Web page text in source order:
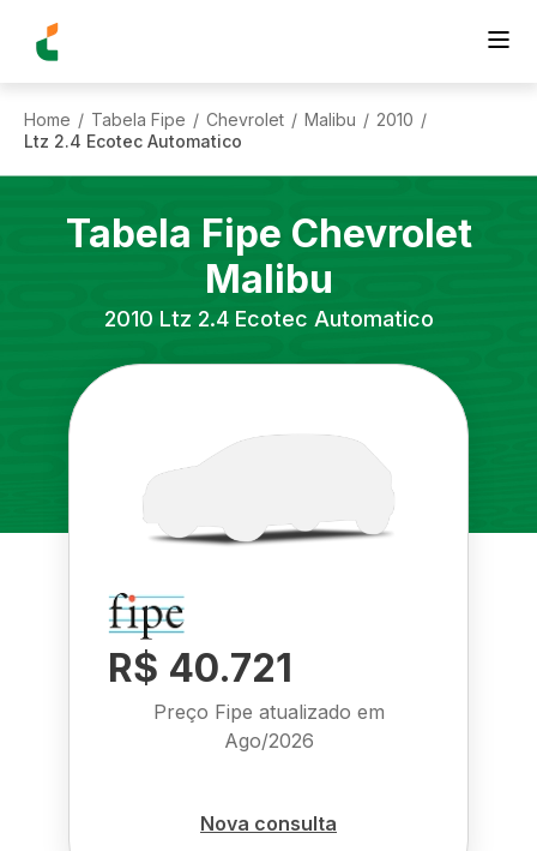
Home / Tabela Fipe / Chevrolet / Malibu / 2010 /
Ltz 2.4 Ecotec Automatico
Tabela Fipe Chevrolet
Malibu
2010 Ltz 2.4 Ecotec Automatico
R$ 40.721
Preço Fipe atualizado em
Ago/2026
Nova consulta